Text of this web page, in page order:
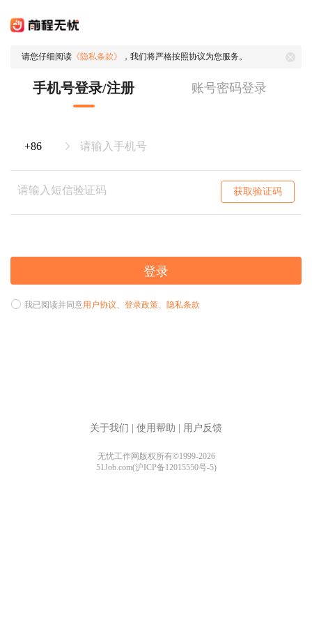
请您仔细阅读 《隐私条款》 ，我们将严格按照协议为您服务。
手机号登录/注册 账号密码登录
获取验证码
登录
我已阅读并同意用户协议、 登录政策、 隐私条款
关于我们 使用帮助 用户反馈
无忧工作网版权所有©1999-2026
51Job.com(沪ICP备12015550号-5)